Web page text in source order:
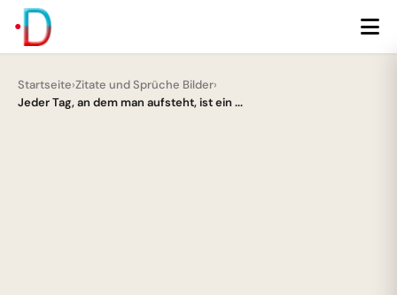
Startseite›Zitate und Sprüche Bilder›
Jeder Tag, an dem man aufsteht, ist ein ...